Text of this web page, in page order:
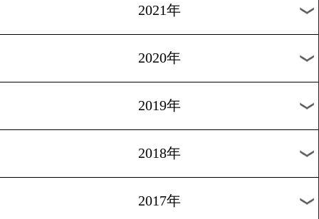
2026年
2025年
2024年